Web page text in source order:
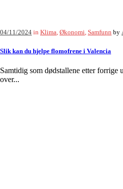
04/11/2024 in Klima, Økonomi, Samfunn by
Slik kan du hjelpe flomofrene i Valencia
Samtidig som dødstallene etter forrige
over...